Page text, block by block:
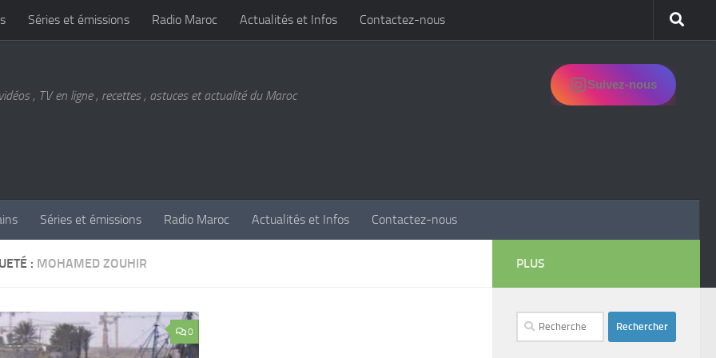
Séries et émissions Radio Maroc Actualités et Infos Contactez-nous
, TV en ligne , recettes , astuces et actualité du Maroc
Suivez-nous
Séries et émissions Radio Maroc Actualités et Infos Contactez-nous
: MOHAMED ZOUHIR
0
PLUS
Rechercher :